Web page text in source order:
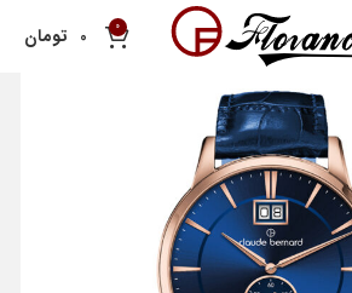
0
0 تومان